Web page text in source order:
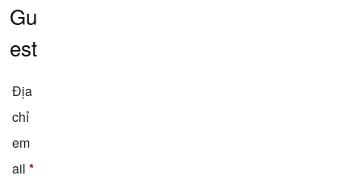
Gu
est
Địa
chỉ
em
ail *